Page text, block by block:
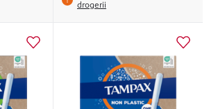
drogerii